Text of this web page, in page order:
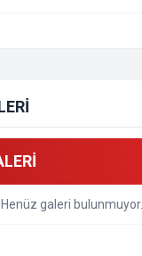
Henüz galeri bulunmuyor.